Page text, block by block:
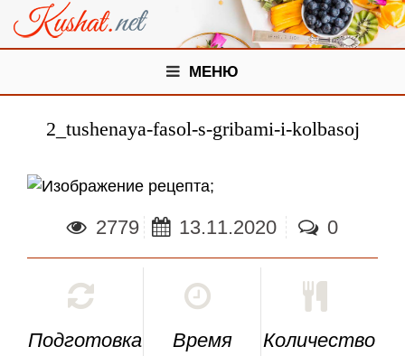
МЕНЮ
2_tushenaya-fasol-s-gribami-i-kolbasoj
;
2779 13.11.2020 0
Подготовка
Время
Количество